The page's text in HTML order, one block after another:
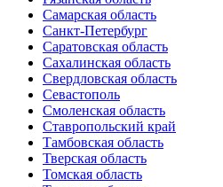
Самарская область
Санкт-Петербург
Саратовская область
Сахалинская область
Свердловская область
Севастополь
Смоленская область
Ставропольский край
Тамбовская область
Тверская область
Томская область